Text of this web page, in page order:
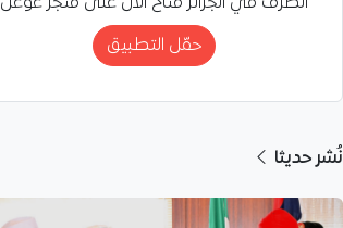
حمّل التطبيق
نُشر حديثا